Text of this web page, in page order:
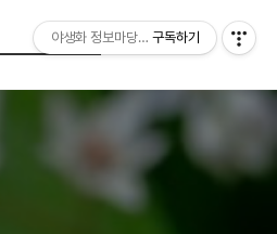
야생화 정보마당 입니다.
구독하기